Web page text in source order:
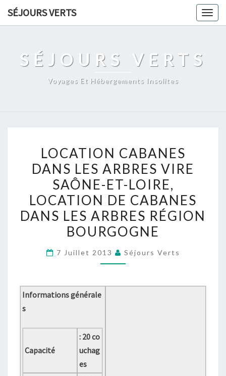
SÉJOURS VERTS
SÉJOURS VERTS
Voyages Et Hébergements Insolites
CABANES
DANS
LES
ARBRES
VIRE
SAÔNE-
ET-
LOIRE,
LOCATION
LOCATION CABANES
DANS LES ARBRES VIRE
SAÔNE-ET-LOIRE,
LOCATION DE CABANES
DANS LES ARBRES RÉGION
BOURGOGNE
7 Juillet 2013 Séjours Verts
Informations générale
s
Capacité
: 20 co
uchag
es